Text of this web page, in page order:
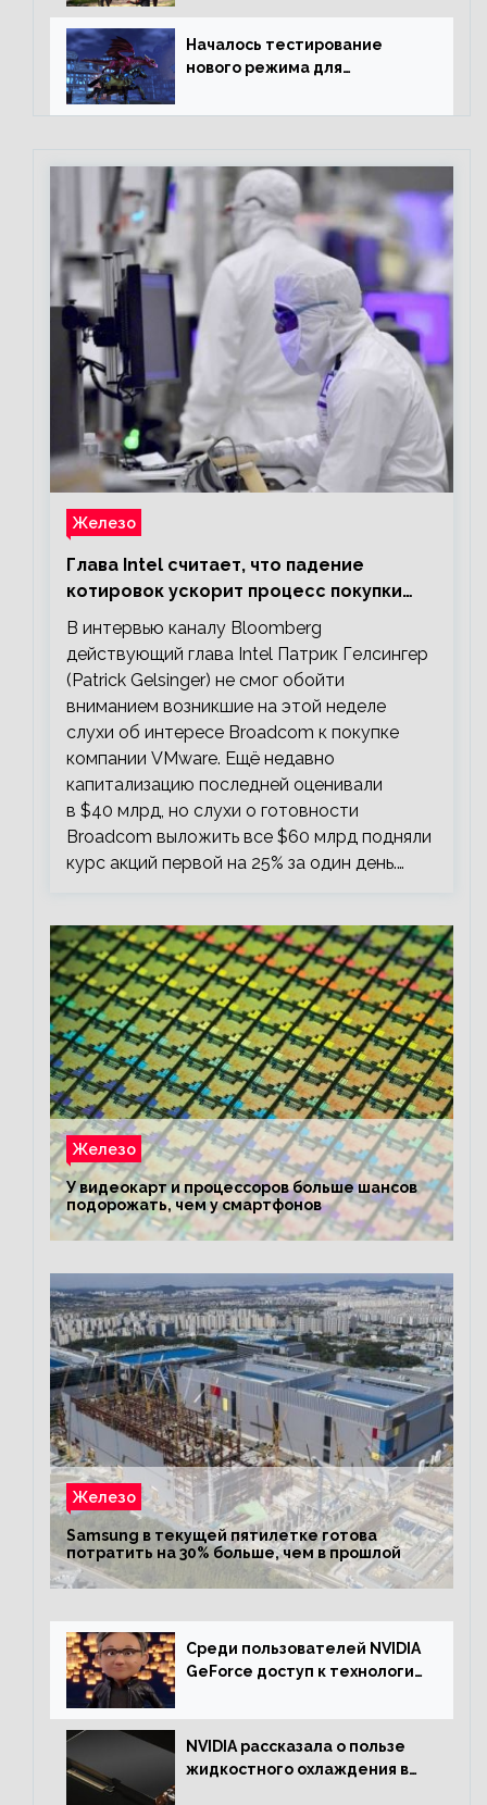
Началось тестирование
нового режима для
online
Железо
Глава Intel считает, что падение
котировок ускорит процесс покупки
мелких компаний крупными
В интервью каналу Bloomberg
действующий глава Intel Патрик Гелсингер
(Patrick Gelsinger) не смог обойти
вниманием возникшие на этой неделе
слухи об интересе Broadcom к покупке
компании VMware. Ещё недавно
капитализацию последней оценивали
в $40 млрд, но слухи о готовности
Broadcom выложить все $60 млрд подняли
курс акций первой на 25% за один день.…
Железо
У видеокарт и процессоров больше шансов
подорожать, чем у смартфонов
Железо
Samsung в текущей пятилетке готова
потратить на 30% больше, чем в прошлой
Среди пользователей NVIDIA
GeForce доступ к технологии
NVIDIA рассказала о пользе
жидкостного охлаждения в